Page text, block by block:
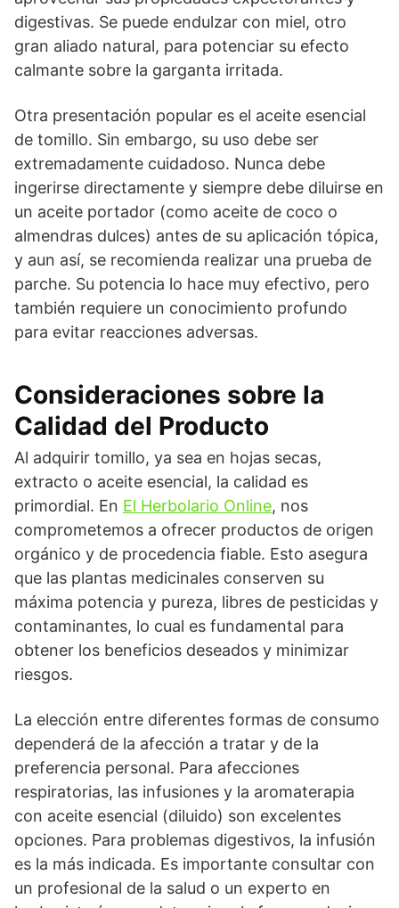
digestivas. Se puede endulzar con miel, otro
gran aliado natural, para potenciar su efecto
calmante sobre la garganta irritada.
Otra presentación popular es el aceite esencial
de tomillo. Sin embargo, su uso debe ser
extremadamente cuidadoso. Nunca debe
ingerirse directamente y siempre debe diluirse en
un aceite portador (como aceite de coco o
almendras dulces) antes de su aplicación tópica,
y aun así, se recomienda realizar una prueba de
parche. Su potencia lo hace muy efectivo, pero
también requiere un conocimiento profundo
para evitar reacciones adversas.
Consideraciones sobre la
Calidad del Producto
Al adquirir tomillo, ya sea en hojas secas,
extracto o aceite esencial, la calidad es
primordial. En El Herbolario Online, nos
comprometemos a ofrecer productos de origen
orgánico y de procedencia fiable. Esto asegura
que las plantas medicinales conserven su
máxima potencia y pureza, libres de pesticidas y
contaminantes, lo cual es fundamental para
obtener los beneficios deseados y minimizar
riesgos.
La elección entre diferentes formas de consumo
dependerá de la afección a tratar y de la
preferencia personal. Para afecciones
respiratorias, las infusiones y la aromaterapia
con aceite esencial (diluido) son excelentes
opciones. Para problemas digestivos, la infusión
es la más indicada. Es importante consultar con
un profesional de la salud o un experto en